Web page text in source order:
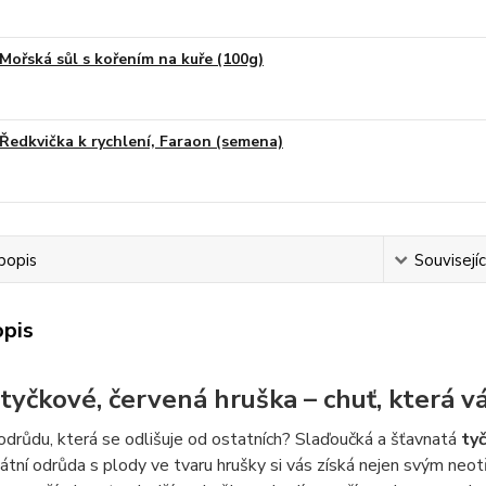
sůl s kořením na kuře (100g)
k rychlení, Faraon (semena)
červená hruška – chuť, která
která se odlišuje od ostatních? Slaďoučká a šťavnatá
odrůda s plody ve tvaru hrušky si vás získá nejen svým